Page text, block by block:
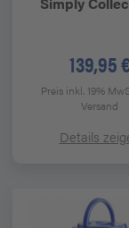
139,95
Preis inkl. 19%
Versand
Details